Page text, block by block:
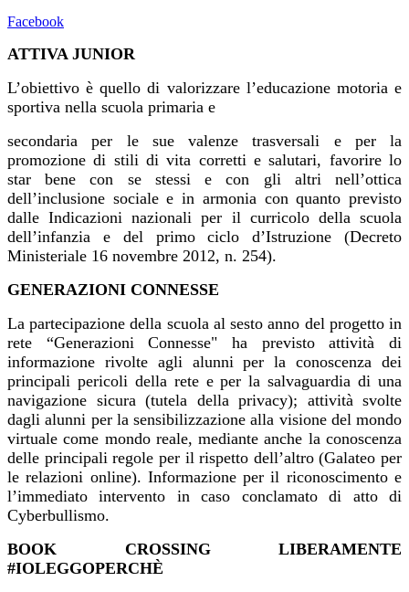
Facebook
ATTIVA JUNIOR
L’obiettivo è quello di valorizzare l’educazione motoria e
sportiva nella scuola primaria e
secondaria per le sue valenze trasversali e per la
promozione di stili di vita corretti e salutari, favorire lo
star bene con se stessi e con gli altri nell’ottica
dell’inclusione sociale e in armonia conquanto previsto
dalle Indicazioni nazionali per il curricolo della scuola
dell’infanzia e del primociclo d’Istruzione (Decreto
Ministeriale 16 novembre 2012, n. 254).
GENERAZIONI CONNESSE
La partecipazione della scuola al sesto anno del progetto in
rete “GenerazioniConnesse" ha previsto attività di
informazione rivolte agli alunni per la conoscenza dei
principali pericoli della rete eper la salvaguardia di una
navigazione sicura (tutela della privacy); attività svolte
dagli alunni per la sensibilizzazione alla visione del mondo
virtuale come mondo reale, mediante anche la conoscenza
delle principali regole per il rispetto dell’altro (Galateo per
le relazioni online). Informazione per il riconoscimento e
l’immediato intervento in caso conclamato di atto di
Cyberbullismo.
BOOK CROSSING LIBERAMENTE
#IOLEGGOPERCHÈ